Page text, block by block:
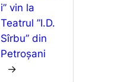
i” vin la
Teatrul ”I.D.
Sîrbu” din
Petroșani
→